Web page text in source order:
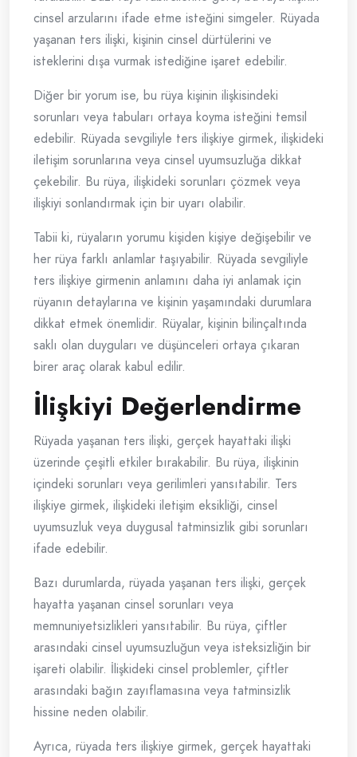
cinsel arzularını ifade etme isteğini simgeler. Rüyada
yaşanan ters ilişki, kişinin cinsel dürtülerini ve
isteklerini dışa vurmak istediğine işaret edebilir.
Diğer bir yorum ise, bu rüya kişinin ilişkisindeki
sorunları veya tabuları ortaya koyma isteğini temsil
edebilir. Rüyada sevgiliyle ters ilişkiye girmek, ilişkideki
iletişim sorunlarına veya cinsel uyumsuzluğa dikkat
çekebilir. Bu rüya, ilişkideki sorunları çözmek veya
ilişkiyi sonlandırmak için bir uyarı olabilir.
Tabii ki, rüyaların yorumu kişiden kişiye değişebilir ve
her rüya farklı anlamlar taşıyabilir. Rüyada sevgiliyle
ters ilişkiye girmenin anlamını daha iyi anlamak için
rüyanın detaylarına ve kişinin yaşamındaki durumlara
dikkat etmek önemlidir. Rüyalar, kişinin bilinçaltında
saklı olan duyguları ve düşünceleri ortaya çıkaran
birer araç olarak kabul edilir.
İlişkiyi Değerlendirme
Rüyada yaşanan ters ilişki, gerçek hayattaki ilişki
üzerinde çeşitli etkiler bırakabilir. Bu rüya, ilişkinin
içindeki sorunları veya gerilimleri yansıtabilir. Ters
ilişkiye girmek, ilişkideki iletişim eksikliği, cinsel
uyumsuzluk veya duygusal tatminsizlik gibi sorunları
ifade edebilir.
Bazı durumlarda, rüyada yaşanan ters ilişki, gerçek
hayatta yaşanan cinsel sorunları veya
memnuniyetsizlikleri yansıtabilir. Bu rüya, çiftler
arasındaki cinsel uyumsuzluğun veya isteksizliğin bir
işareti olabilir. İlişkideki cinsel problemler, çiftler
arasındaki bağın zayıflamasına veya tatminsizlik
hissine neden olabilir.
Ayrıca, rüyada ters ilişkiye girmek, gerçek hayattaki